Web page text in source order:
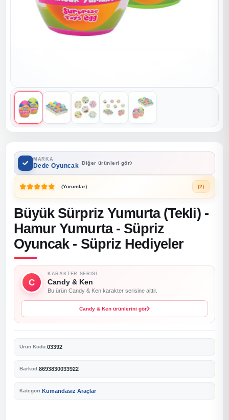
MARKA
Dede Oyuncak Diğer ürünleri gör
(Yorumlar) (2)
Büyük Sürpriz Yumurta (Tekli) -
Hamur Yumurta - Süpriz
Oyuncak - Süpriz Hediyeler
C
KARAKTER SERISI
Candy & Ken
Bu ürün Candy & Ken karakter serisine aittir.
Candy & Ken ürünlerini gör
Ürün Kodu:03392
Barkod:8693830033922
Kategori:Kumandasız Araçlar